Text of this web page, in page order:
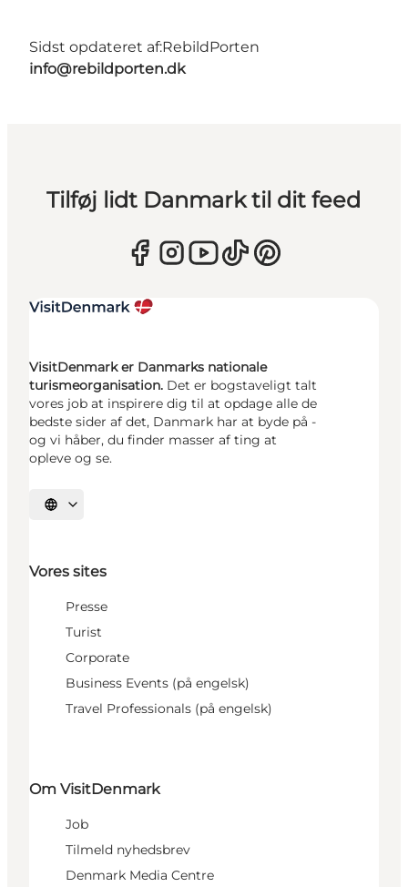
Sidst opdateret af:RebildPorten
info@rebildporten.dk
Tilføj lidt Danmark til dit feed
VisitDenmark er Danmarks nationale
turismeorganisation. Det er bogstaveligt talt
vores job at inspirere dig til at opdage alle de
bedste sider af det, Danmark har at byde på -
og vi håber, du finder masser af ting at
opleve og se.
Vælg sprog
Vores sites
Presse
Turist
Corporate
Business Events (på engelsk)
Travel Professionals (på engelsk)
Om VisitDenmark
Job
Tilmeld nyhedsbrev
Denmark Media Centre